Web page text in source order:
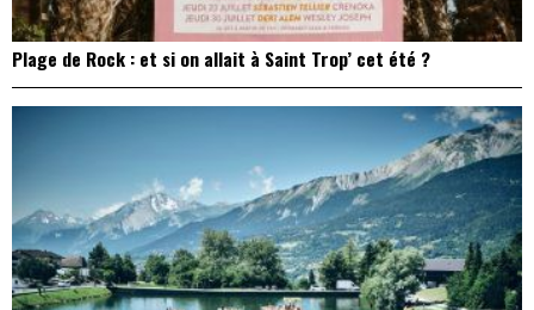
Plage de Rock : et si on allait à Saint Trop’ cet été ?